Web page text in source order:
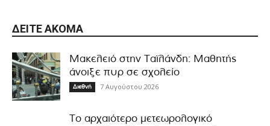
ΔΕΊΤΕ ΑΚΌΜΑ
Μακελειό στην Ταϊλάνδη: Μαθητής
άνοιξε πυρ σε σχολείο
Διεθνή 7 Αυγούστου 2026
Το αρχαιότερο μετεωρολογικό